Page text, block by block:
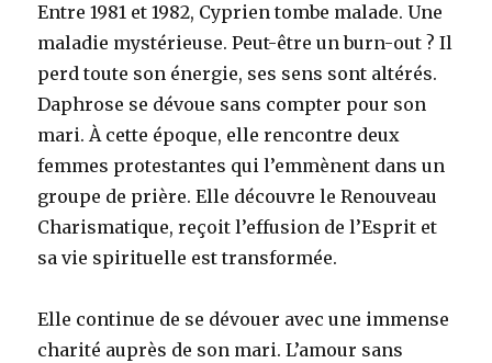
Entre 1981 et 1982, Cyprien tombe malade. Une
maladie mystérieuse. Peut-être un burn-out ? Il
perd toute son énergie, ses sens sont altérés.
Daphrose se dévoue sans compter pour son
mari. À cette époque, elle rencontre deux
femmes protestantes qui l’emmènent dans un
groupe de prière. Elle découvre le Renouveau
Charismatique, reçoit l’effusion de l’Esprit et
sa vie spirituelle est transformée.
Elle continue de se dévouer avec une immense
charité auprès de son mari. L’amour sans